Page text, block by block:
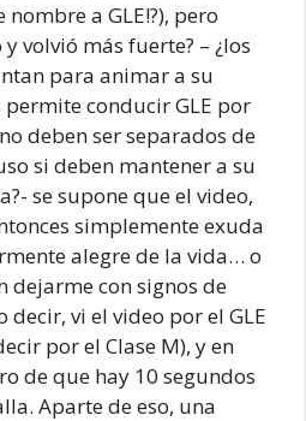
a GLE!?), pero
volvió más fuerte? – ¿los
para animar a su
conducir GLE por
deben ser separados de
si deben mantener a su
se supone que el video,
simplemente exuda
alegre de la vida… o
dejarme con signos de
vi el video por el GLE
por el Clase M), y en
de que hay 10 segundos
Aparte de eso, una